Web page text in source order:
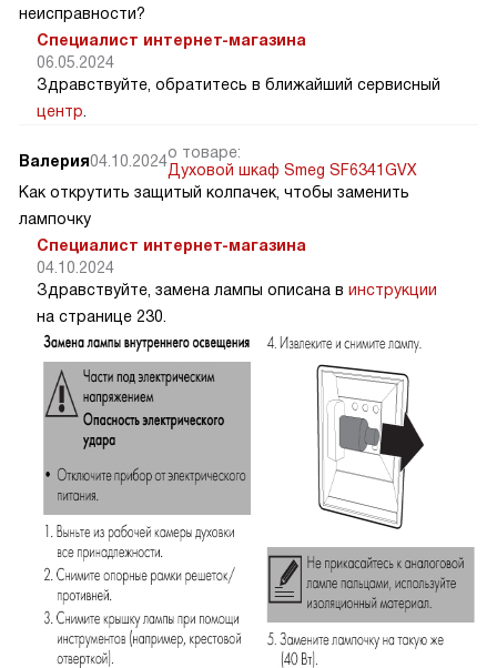
неисправности?
Специалист интернет-магазина
06.05.2024
Здравствуйте, обратитесь в ближайший сервисный
центр
Валерия04.10.2024о товаре:
Духовой шкаф Smeg SF6341GVX
Как открутить защитый колпачек, чтобы заменить
лампочку
Специалист интернет-магазина
04.10.2024
Здравствуйте, замена лампы описана в инструкции
на странице 230.